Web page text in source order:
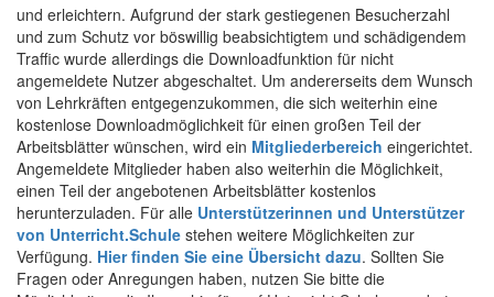
und erleichtern. Aufgrund der stark gestiegenen Besucherzahl
und zum Schutz vor böswillig beabsichtigtem und schädigendem
Traffic wurde allerdings die Downloadfunktion für nicht
angemeldete Nutzer abgeschaltet. Um andererseits dem Wunsch
von Lehrkräften entgegenzukommen, die sich weiterhin eine
kostenlose Downloadmöglichkeit für einen großen Teil der
Arbeitsblätter wünschen, wird ein Mitgliederbereich eingerichtet.
Angemeldete Mitglieder haben also weiterhin die Möglichkeit,
einen Teil der angebotenen Arbeitsblätter kostenlos
herunterzuladen. Für alle Unterstützerinnen und Unterstützer
von Unterricht.Schule stehen weitere Möglichkeiten zur
Verfügung. Hier finden Sie eine Übersicht dazu. Sollten Sie
Fragen oder Anregungen haben, nutzen Sie bitte die